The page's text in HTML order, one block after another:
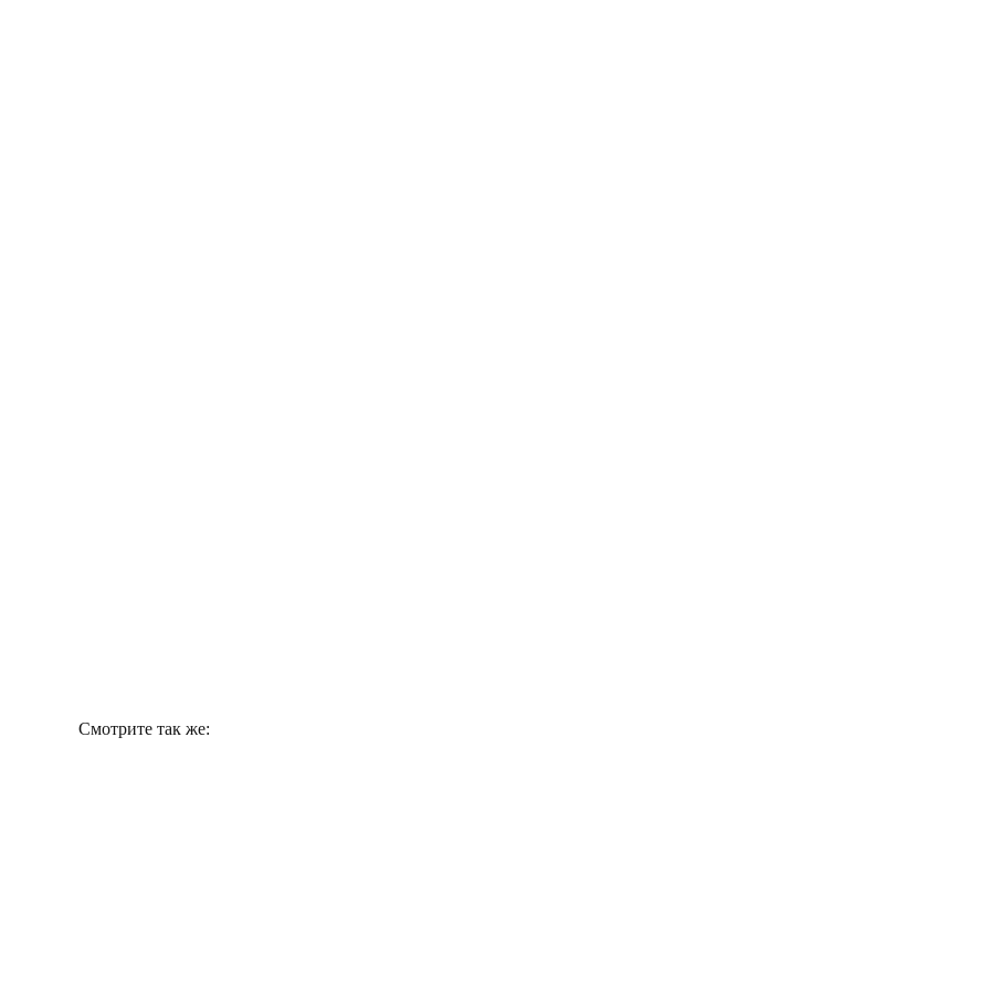
Смотрите так же: